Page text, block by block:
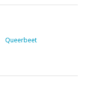
Queerbeet